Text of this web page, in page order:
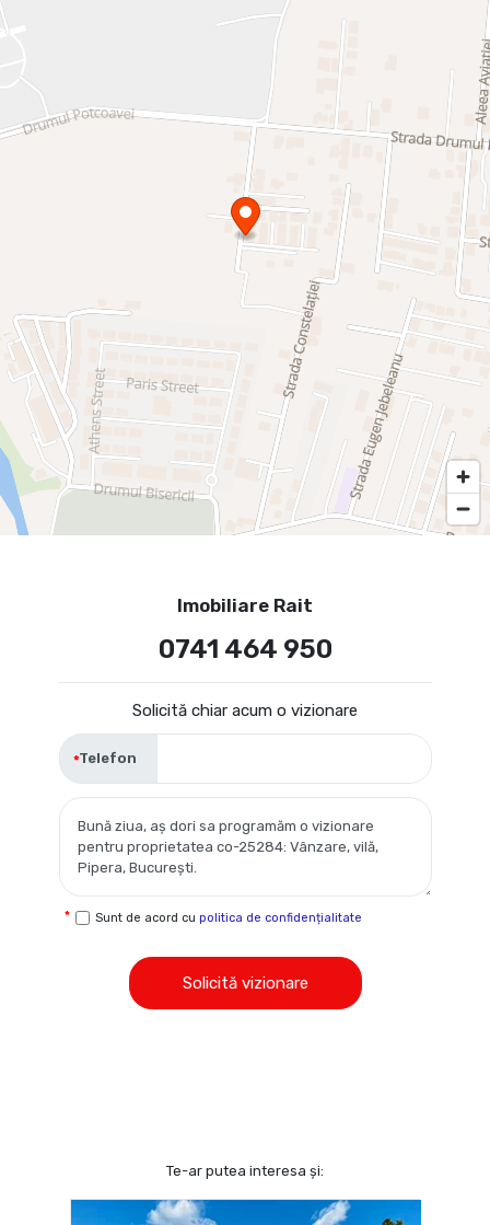
Imobiliare Rait
0741 464 950
Solicită chiar acum o vizionare
Telefon
Sunt de acord cu politica de confidențialitate
Solicită vizionare
Te-ar putea interesa și: